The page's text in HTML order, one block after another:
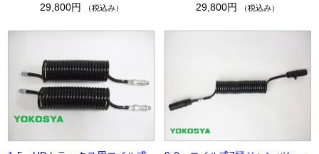
29,800円
（税込み）
29,800円
（税込み）